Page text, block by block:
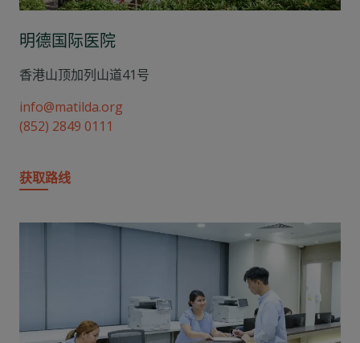
明德国际医院
香港山顶加列山道41号
info@matilda.org
(852) 2849 0111
获取路线